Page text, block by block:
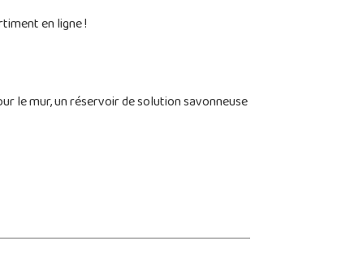
en ligne !
le mur, un réservoir de solution savonneuse